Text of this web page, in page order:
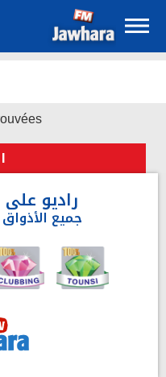
راديو على
جميع